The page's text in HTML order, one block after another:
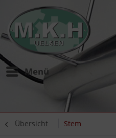
Menü
Übersicht Stem